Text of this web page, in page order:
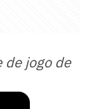
de jogo de